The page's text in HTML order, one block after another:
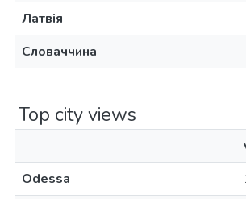
Латвія
Словаччина
Top city views
Odessa